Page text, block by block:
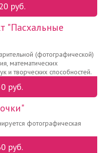
руб.
"Пасхальные
(фотографической)
математических
и творческих способностей.
руб.
фотографическая
руб.